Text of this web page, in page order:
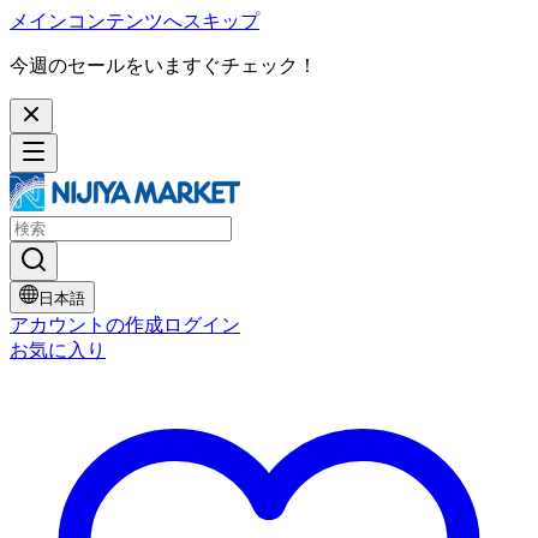
メインコンテンツへスキップ
今週のセールをいますぐチェック！
日本語
アカウントの作成ログイン
お気に入り